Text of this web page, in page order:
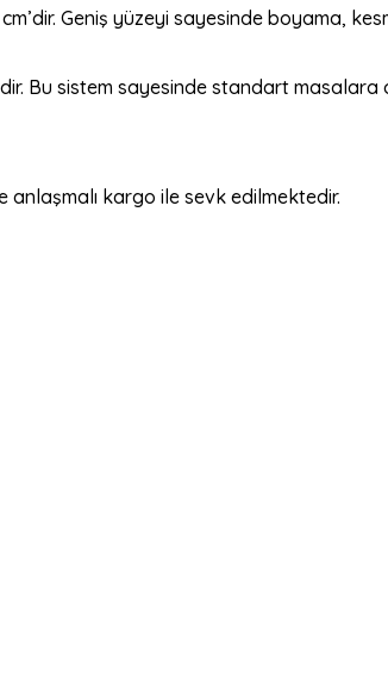
Geniş yüzeyi sayesinde boyama,
Bu sistem sayesinde standart masalara
anlaşmalı kargo ile sevk edilmektedir.